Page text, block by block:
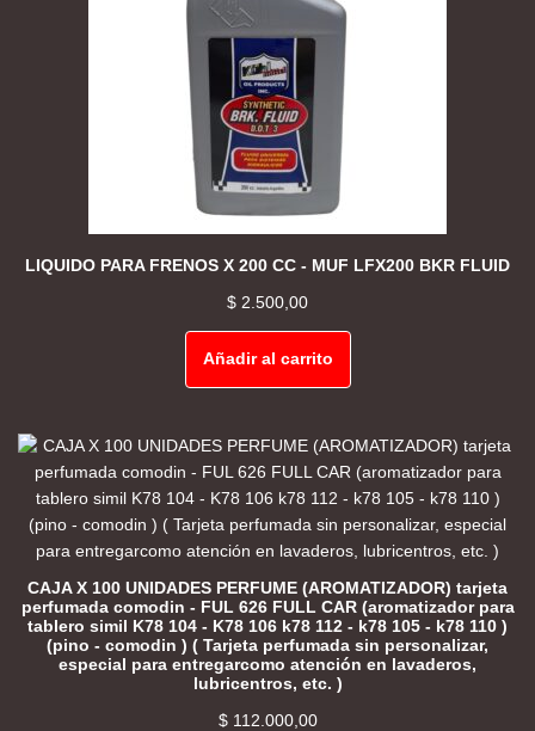
LIQUIDO PARA FRENOS X 200 CC - MUF LFX200 BKR FLUID
$ 2.500,00
Añadir al carrito
CAJA X 100 UNIDADES PERFUME (AROMATIZADOR) tarjeta
perfumada comodin - FUL 626 FULL CAR (aromatizador para
tablero simil K78 104 - K78 106 k78 112 - k78 105 - k78 110 )
(pino - comodin ) ( Tarjeta perfumada sin personalizar,
especial para entregarcomo atención en lavaderos,
lubricentros, etc. )
$112.000,00